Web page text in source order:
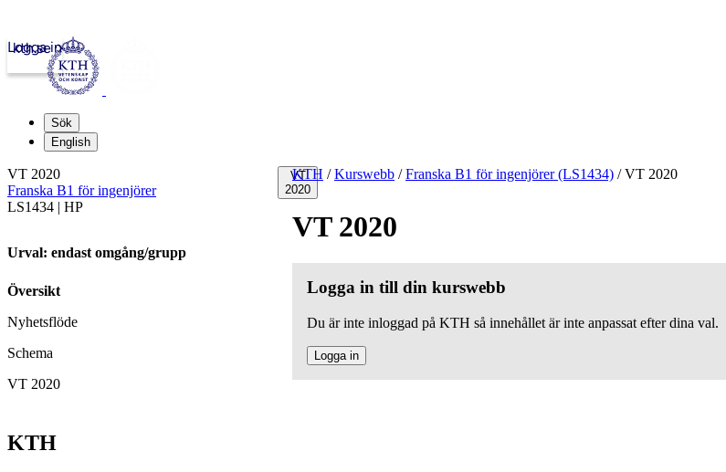
kth.se
Logga in
Sök
English
VT
2020
KTH / Kurswebb / Franska B1 för ingenjörer (LS1434) /VT 2020
VT 2020
Logga in till din kurswebb
Du är inte inloggad på KTH så innehållet är inte anpassat efter dina val.
Logga in
VT 2020
Franska B1 för ingenjörer
LS1434 | HP
Urval: endast omgång/grupp
Översikt
Nyhetsflöde
Schema
VT 2020
KTH